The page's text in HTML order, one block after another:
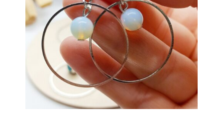
choisies
sur
la
page
du
produit